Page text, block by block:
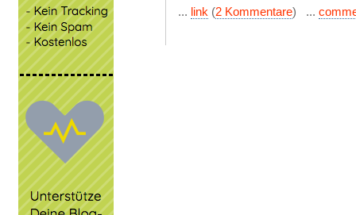
... link (2 Kommentare) ...